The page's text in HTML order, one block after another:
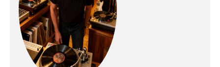
(batterie vendue
séparément)